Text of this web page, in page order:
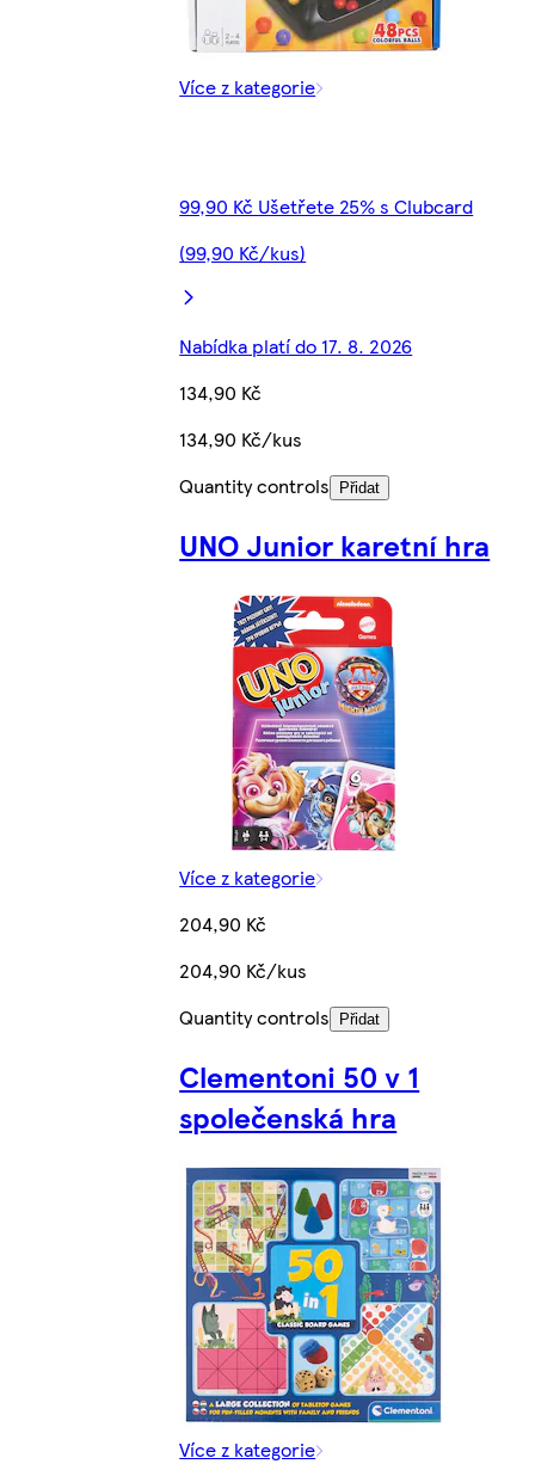
Více z kategorie
99,90 Kč Ušetřete 25% s Clubcard
(99,90 Kč/kus)
Nabídka platí do 17. 8. 2026
134,90 Kč
134,90 Kč/kus
Quantity controls
Přidat
UNO Junior karetní hra
Více z kategorie
204,90 Kč
204,90 Kč/kus
Quantity controls
Přidat
Clementoni 50 v 1
společenská hra
Více z kategorie